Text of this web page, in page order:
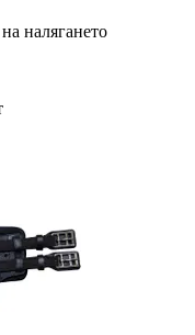
налягането